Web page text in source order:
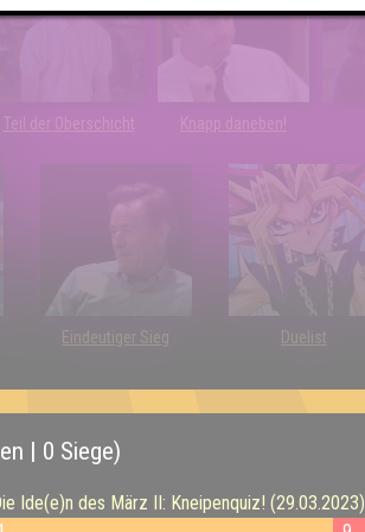
Teil der Oberschicht Knapp daneben!
Eindeutiger Sieg Duelist
| 0 Siege)
Ide(e)n des März II: Kneipenquiz! (29.03.2023)